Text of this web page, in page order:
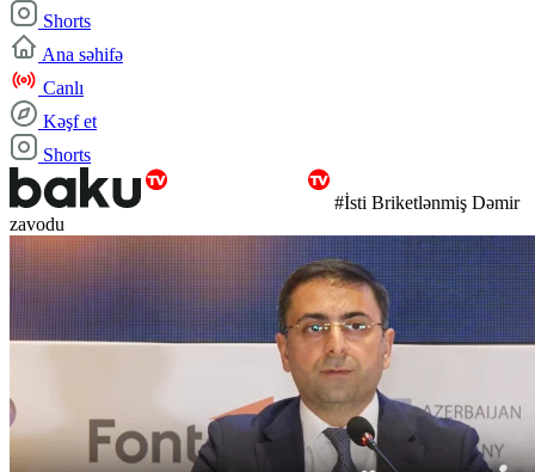
Shorts
Ana səhifə
Canlı
Kəşf et
Shorts
#İsti Briketlənmiş Dəmir
zavodu